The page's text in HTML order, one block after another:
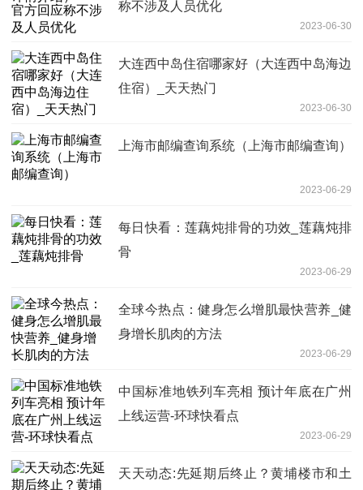
称不涉及人员优化
2023-06-30
大连西中岛住宿哪家好（大连西中岛海边
住宿）_天天热门
2023-06-30
上海市邮编查询系统（上海市邮编查询）
2023-06-29
每日快看：莲藕炖排骨的功效_莲藕炖排
骨
2023-06-29
全球今热点：健身怎么增肌最快营养_健
身增长肌肉的方法
2023-06-29
中国标准地铁列车亮相 预计年底在广州
上线运营-环球快看点
2023-06-29
天天动态:先延期后终止？黄埔楼市和土